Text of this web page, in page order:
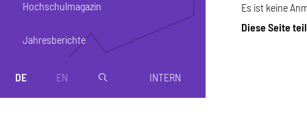
Hochschulmagazin
Jahresberichte
DE EN magnifier INTERN
Es ist keine
Diese Seite